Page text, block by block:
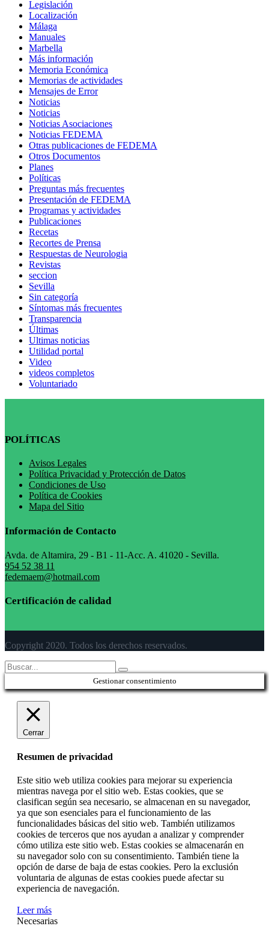
Legislación
Localización
Málaga
Manuales
Marbella
Más información
Memoria Económica
Memorias de actividades
Mensajes de Error
Noticias
Noticias
Noticias Asociaciones
Noticias FEDEMA
Otras publicaciones de FEDEMA
Otros Documentos
Planes
Políticas
Preguntas más frecuentes
Presentación de FEDEMA
Programas y actividades
Publicaciones
Recetas
Recortes de Prensa
Respuestas de Neurologia
Revistas
seccion
Sevilla
Sin categoría
Síntomas más frecuentes
Transparencia
Últimas
Ultimas noticias
Utilidad portal
Video
videos completos
Voluntariado
POLÍTICAS
Avisos Legales
Política Privacidad y Protección de Datos
Condiciones de Uso
Política de Cookies
Mapa del Sitio
Información de Contacto
Avda. de Altamira, 29 - B1 - 11-Acc. A. 41020 - Sevilla.
954 52 38 11
fedemaem@hotmail.com
Certificación de calidad
Copyright 2020. Todos los derechos reservados.
Gestionar consentimiento
Cerrar
Resumen de privacidad
Este sitio web utiliza cookies para mejorar su experiencia
mientras navega por el sitio web. Estas cookies, que se
clasifican según sea necesario, se almacenan en su navegador,
ya que son esenciales para el funcionamiento de las
funcionalidades básicas del sitio web. También utilizamos
cookies de terceros que nos ayudan a analizar y comprender
cómo utiliza este sitio web. Estas cookies se almacenarán en
su navegador solo con su consentimiento. También tiene la
opción de darse de baja de estas cookies. Pero la exclusión
voluntaria de algunas de estas cookies puede afectar su
experiencia de navegación.
Leer más
Necesarias